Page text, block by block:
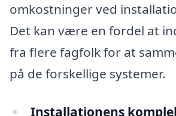
omkostninger ved
Det kan være en fordel at
fra flere fagfolk for at
på de forskellige systemer.
Installationens